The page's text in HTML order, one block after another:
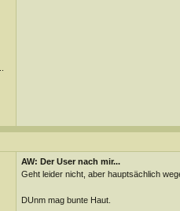
AW: Der User nach mir...
Geht leider nicht, aber hauptsächlich
DUnm mag bunte Haut.